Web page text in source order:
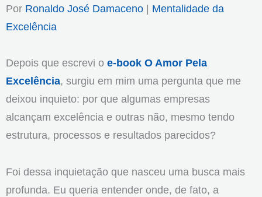
Por Ronaldo José Damaceno | Mentalidade da
Excelência
Depois que escrevi o e-book O Amor Pela
Excelência, surgiu em mim uma pergunta que me
deixou inquieto: por que algumas empresas
alcançam excelência e outras não, mesmo tendo
estrutura, processos e resultados parecidos?
Foi dessa inquietação que nasceu uma busca mais
profunda. Eu queria entender onde, de fato, a